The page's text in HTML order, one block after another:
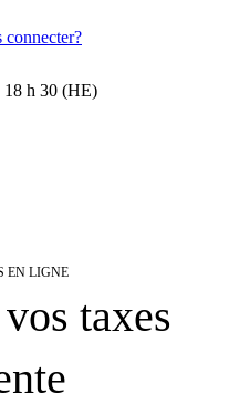
connecter?
18 h 30 (HE)
EN LIGNE
taxes